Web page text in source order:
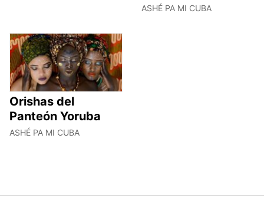
ASHÉ PA MI CUBA
Orishas del
Panteón Yoruba
ASHÉ PA MI CUBA